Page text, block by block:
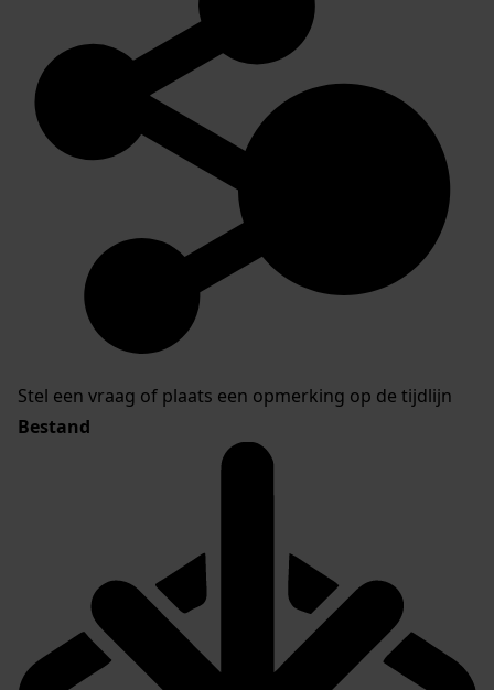
Stel een vraag of plaats een opmerking op de tijdlijn
Bestand